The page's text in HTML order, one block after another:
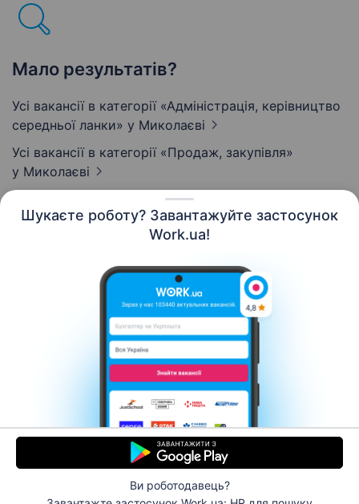
Шукаєте роботу? Завантажуйте застосунок
Work.ua!
Ви роботодавець?
Мало результатів?
Усі вакансії в категорії «Адмiнiстрацiя, керівництво
середньої ланки» у Миколаєві
Усі вакансії в категорії «Продаж, закупівля»
у Миколаєві
Контакти Про нас
Кар’єра
Допомога Умови використання
© 2006–2026 Work.ua. Сервіс пошуку роботи №1 в